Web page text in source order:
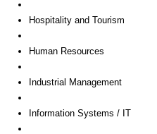
Hospitality and Tourism
Human Resources
Industrial Management
Information Systems / IT